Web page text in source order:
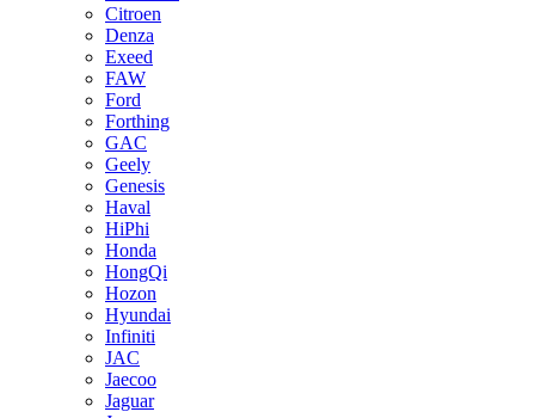
Citroen
Denza
Exeed
FAW
Ford
Forthing
GAC
Geely
Genesis
Haval
HiPhi
Honda
HongQi
Hozon
Hyundai
Infiniti
JAC
Jaecoo
Jaguar